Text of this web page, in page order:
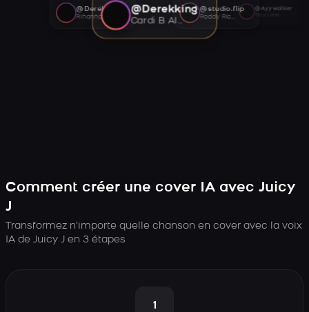
@Derekking
Cardi B AI voice
@studio.flip
Roddy Ricch AI voice
@Ayywalker
@Derekking
Rihanna AI voice
Comment créer une cover IA avec Juicy
J
Transformez n’importe quelle chanson en cover avec la voix
IA de Juicy J en 3 étapes
1